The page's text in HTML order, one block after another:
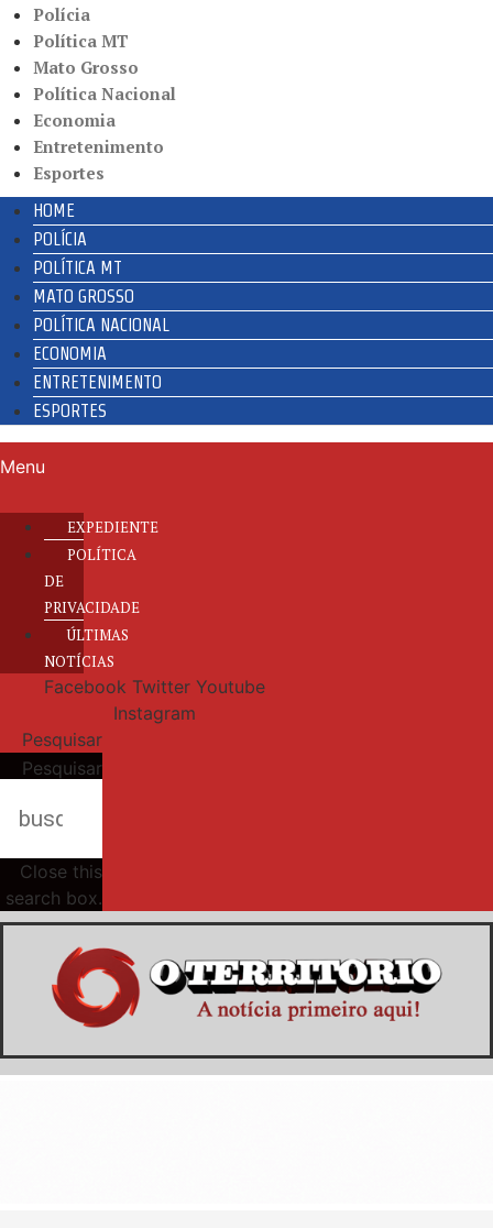
Polícia
Política MT
Mato Grosso
Política Nacional
Economia
Entretenimento
Esportes
HOME
POLÍCIA
POLÍTICA MT
MATO GROSSO
POLÍTICA NACIONAL
ECONOMIA
ENTRETENIMENTO
ESPORTES
Menu
EXPEDIENTE
POLÍTICA
DE
PRIVACIDADE
ÚLTIMAS
NOTÍCIAS
Facebook Twitter Youtube
Instagram
Pesquisar
Pesquisar
Close this
search box.